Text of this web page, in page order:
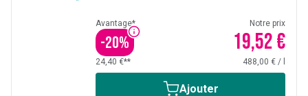
Avantage*
-20%
Notre prix
19,52 €
24,40 €** 488,00 € /
Ajouter